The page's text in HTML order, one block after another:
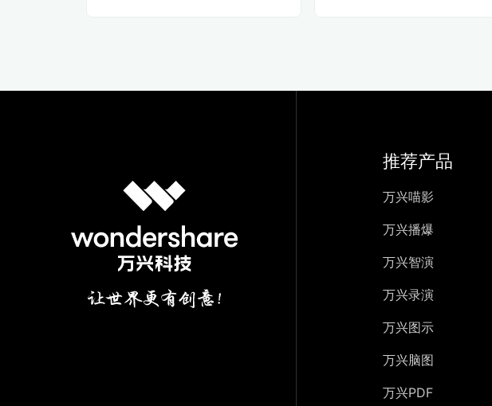
推荐产品
万兴喵影
万兴播爆
万兴智演
万兴录演
万兴图示
万兴脑图
万兴PDF